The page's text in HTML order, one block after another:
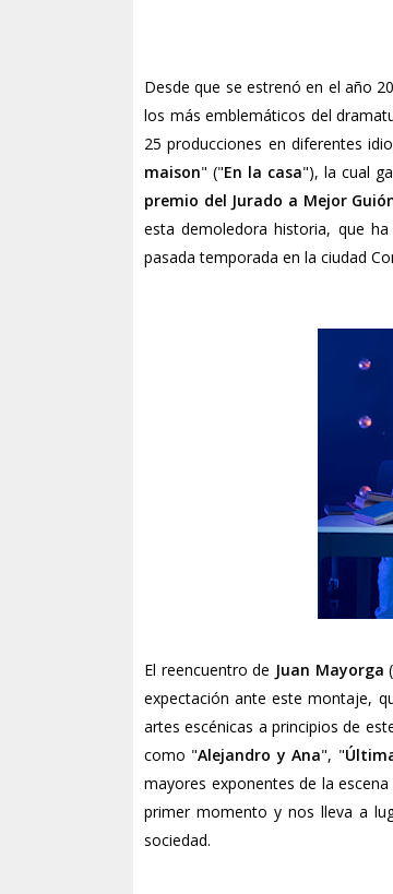
Desde que se estrenó en el año
los más emblemáticos del
25 producciones en diferentes
maison" ("En la casa"), la cual
premio del Jurado a Mejor
esta demoledora historia, que ha
pasada temporada en la ciudad
El reencuentro de Juan Mayorga
expectación ante este montaje,
artes escénicas a principios de
como "Alejandro y Ana", "
mayores exponentes de la
primer momento y nos lleva a
sociedad.